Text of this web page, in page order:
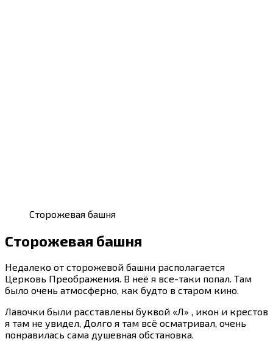
Сторожевая башня
Сторожевая башня
Недалеко от сторожевой башни располагается
Церковь Преображения. В неё я все-таки попал. Там
было очень атмосферно, как будто в старом кино.
Лавочки были расставлены буквой «Л» , икон и крестов
я там не увидел, Долго я там всё осматривал, очень
понравилась сама душевная обстановка.